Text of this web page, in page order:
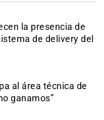
la presencia de
de delivery del
al área técnica de
ganamos”